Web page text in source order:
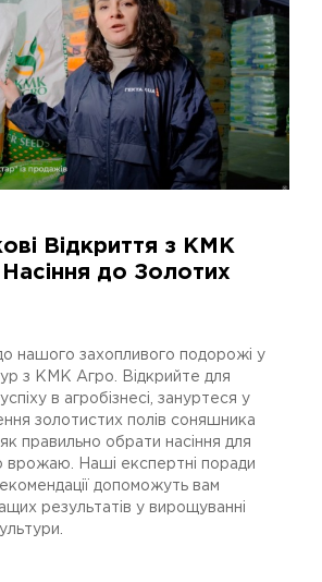
01.03.2024Відкриття з КМК
до Золотих
нашого захопливого подорожі у
з КМК Агро. Відкрийте для
в агробізнесі, зануртеся у
золотистих полів соняшника
правильно обрати насіння для
врожаю. Наші експертні поради
допоможуть вам
результатів у вирощуванні